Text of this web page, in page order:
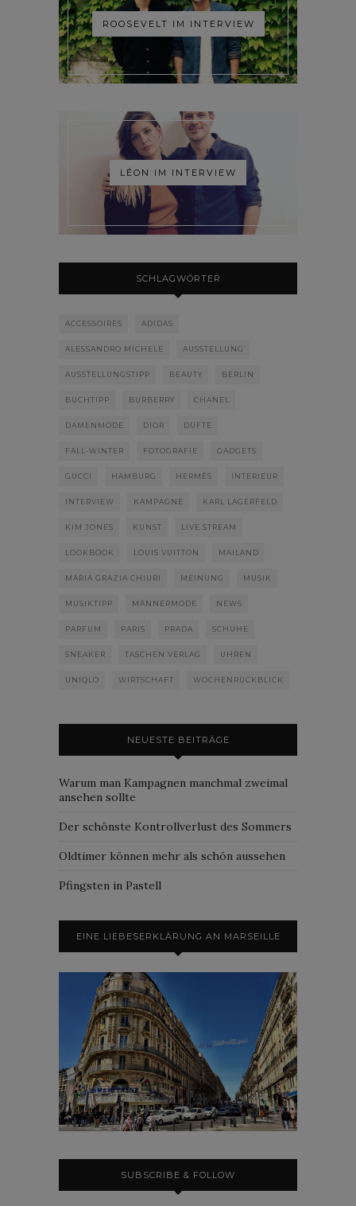
ROOSEVELT IM INTERVIEW
LÉON IM INTERVIEW
SCHLAGWÖRTER
ACCESSOIRES ADIDAS
ALESSANDRO MICHELE AUSSTELLUNG
AUSSTELLUNGSTIPP BEAUTY BERLIN
BUCHTIPP BURBERRY CHANEL
DAMENMODE DIOR DÜFTE
FALL-WINTER FOTOGRAFIE GADGETS
GUCCI HAMBURG HERMÈS INTERIEUR
INTERVIEW KAMPAGNE KARL LAGERFELD
KIM JONES KUNST LIVE STREAM
LOOKBOOK LOUIS VUITTON MAILAND
MARIA GRAZIA CHIURI MEINUNG MUSIK
MUSIKTIPP MÄNNERMODE NEWS
PARFUM PARIS PRADA SCHUHE
SNEAKER TASCHEN VERLAG UHREN
UNIQLO WIRTSCHAFT WOCHENRÜCKBLICK
NEUESTE BEITRÄGE
Warum man Kampagnen manchmal zweimal
ansehen sollte
Der schönste Kontrollverlust des Sommers
Oldtimer können mehr als schön aussehen
Pfingsten in Pastell
EINE LIEBESERKLÄRUNG AN MARSEILLE
SUBSCRIBE & FOLLOW